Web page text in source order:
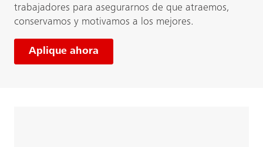
trabajadores para asegurarnos de que atraemos,
conservamos y motivamos a los mejores.
Aplique ahora